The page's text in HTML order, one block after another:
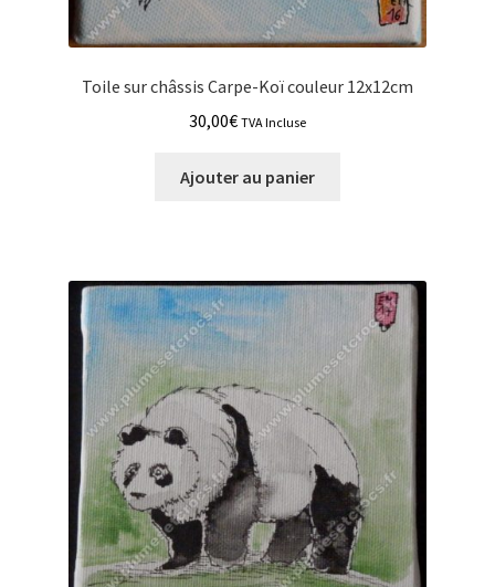
Toile sur châssis Carpe-Koï couleur 12x12cm
30,00€ TVA Incluse
Ajouter au panier